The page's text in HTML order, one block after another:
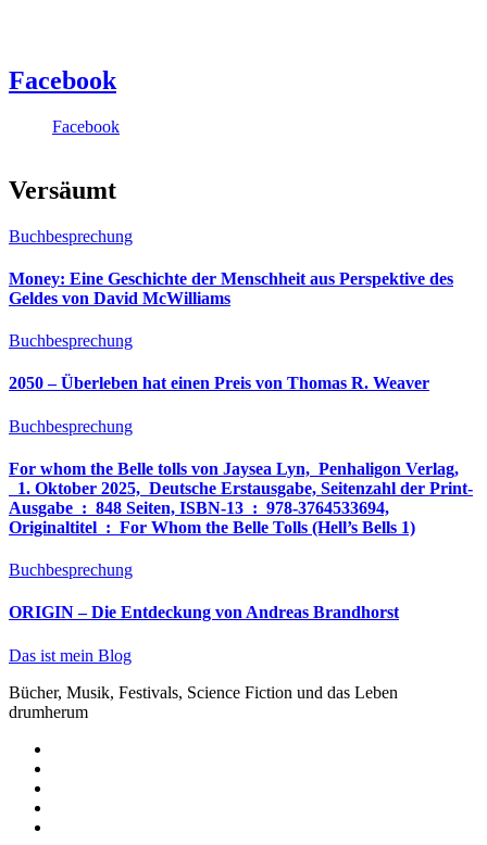
Facebook
Facebook
Versäumt
Buchbesprechung
Money: Eine Geschichte der Menschheit aus Perspektive des
Geldes von David McWilliams
Buchbesprechung
2050 – Überleben hat einen Preis von Thomas R. Weaver
Buchbesprechung
For whom the Belle tolls von Jaysea Lyn, ‎ Penhaligon Verlag,
‎ 1. Oktober 2025, ‎ Deutsche Erstausgabe, Seitenzahl der Print-
Ausgabe ‏ : ‎ 848 Seiten, ISBN-13 ‏ : ‎ 978-3764533694,
Originaltitel ‏ : ‎ For Whom the Belle Tolls (Hell’s Bells 1)
Buchbesprechung
ORIGIN – Die Entdeckung von Andreas Brandhorst
Das ist mein Blog
Bücher, Musik, Festivals, Science Fiction und das Leben
drumherum